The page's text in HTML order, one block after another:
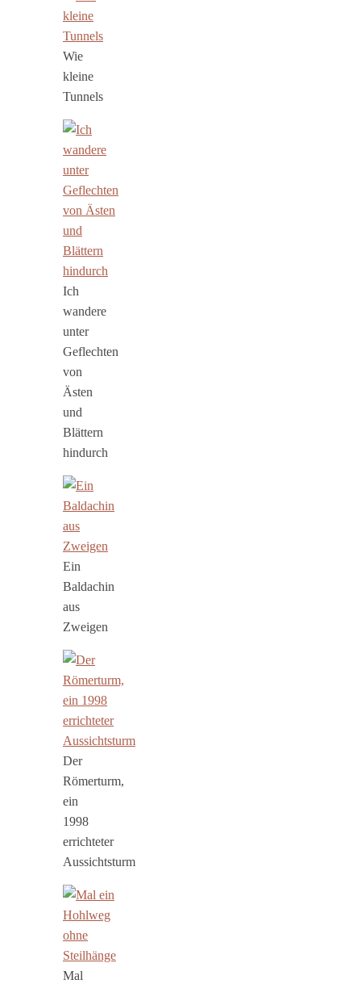
Wie
kleine
Tunnels
Ich
wandere
unter
Geflechten
von
Ästen
und
Blättern
hindurch
Ein
Baldachin
aus
Zweigen
Der
Römerturm,
ein
1998
errichteter
Aussichtsturm
Mal